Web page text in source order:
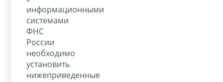
информационными
системами
ФНС
России
необходимо
установить
нижеприведенные